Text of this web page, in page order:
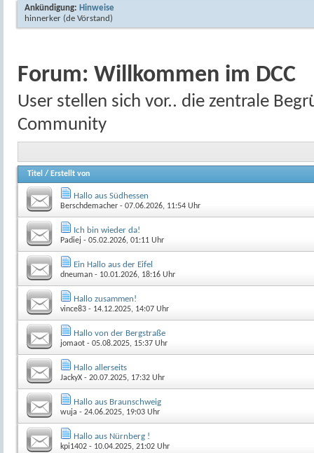
Ankündigung: Hinweise
hinnerker (de Vörstand)
Forum: Willkommen im DCC
User stellen sich vor.. die zentrale
Community
Titel / Erstellt von
Hallo aus Südhessen
Berschdemacher - 07.06.2026, 11:54 Uhr
Ich bin wieder da!
Padiej - 05.02.2026, 01:11 Uhr
Ein Hallo aus der Eifel
dneuman - 10.01.2026, 18:16 Uhr
Hallo zusammen!
vince83 - 14.12.2025, 14:07 Uhr
Hallo von der Bergstraße
jomaot - 05.08.2025, 15:37 Uhr
Hallo allerseits
JackyX - 20.07.2025, 17:32 Uhr
Hallo aus Braunschweig
wuja - 24.06.2025, 19:03 Uhr
Hallo aus Nürnberg !
kpi1402 - 10.04.2025, 21:02 Uhr